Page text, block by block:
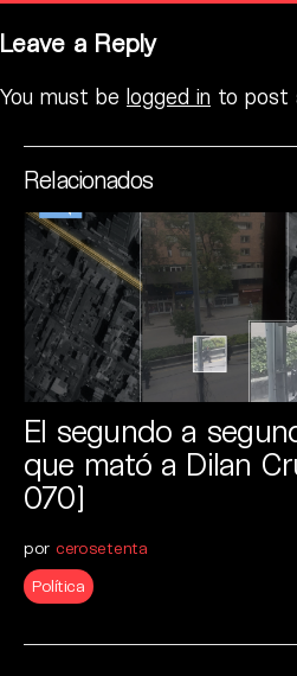
Leave a Reply
You must be logged in to post
Relacionados
El segundo a
que mató a Dilan
070]
por cerosetenta
Política